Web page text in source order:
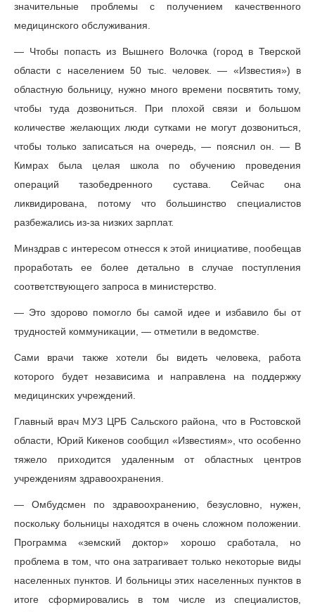
значительные проблемы с получением качественного
медицинского обслуживания.
— Чтобы попасть из Вышнего Волочка (город в Тверской
области с населением 50 тыс. человек. — «Известия») в
областную больницу, нужно много времени посвятить тому,
чтобы туда дозвониться. При плохой связи и большом
количестве желающих люди сутками не могут дозвониться,
чтобы только записаться на очередь, — пояснил он. — В
Кимрах была целая школа по обучению проведения
операций тазобедренного сустава. Сейчас она
ликвидирована, потому что большинство специалистов
разбежались из-за низких зарплат.
Минздрав с интересом отнесся к этой инициативе, пообещав
проработать ее более детально в случае поступления
соответствующего запроса в министерство.
— Это здорово помогло бы самой идее и избавило бы от
трудностей коммуникации, — отметили в ведомстве.
Сами врачи также хотели бы видеть человека, работа
которого будет независима и направлена на поддержку
медицинских учреждений.
Главный врач МУЗ ЦРБ Сальского района, что в Ростовской
области, Юрий Кикенов сообщил «Известиям», что особенно
тяжело приходится удаленным от областных центров
учреждениям здравоохранения.
— Омбудсмен по здравоохранению, безусловно, нужен,
поскольку больницы находятся в очень сложном положении.
Программа «земский доктор» хорошо сработала, но
проблема в том, что она затрагивает только некоторые виды
населенных пунктов. И больницы этих населенных пунктов в
итоге сформировались в том числе из специалистов,